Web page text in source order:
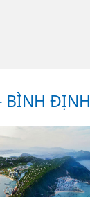
BÌNH ĐỊNH